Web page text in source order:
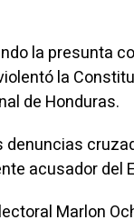
la presunta
la
de Honduras.
denuncias
acusador del
Marlon